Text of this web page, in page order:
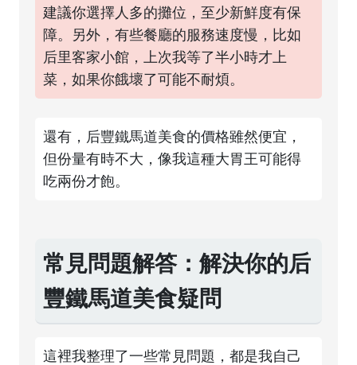
建議你選擇人多的攤位，至少新鮮度有保
障。另外，有些餐廳的服務速度慢，比如
后里客家小館，上次我等了半小時才上
菜，如果你餓壞了可能不耐煩。
還有，后豐鐵馬道美食的價格雖然便宜，
但份量有時不大，像我這種大胃王可能得
吃兩份才飽。
常見問題解答：解決你的后
豐鐵馬道美食疑問
這裡我整理了一些常見問題，都是我自己